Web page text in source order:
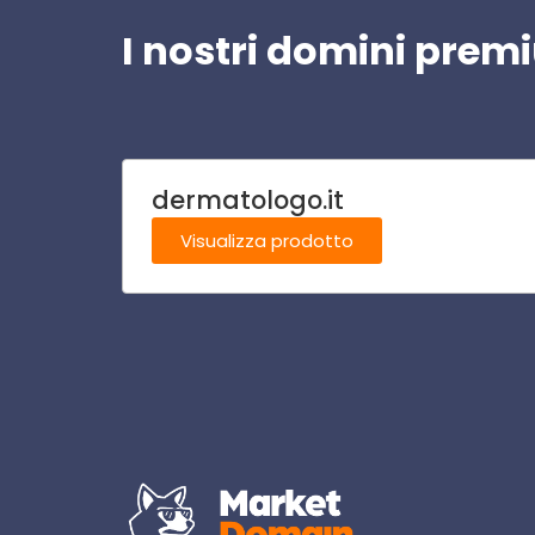
I nostri domini
dermatologo.it
Visualizza prodotto